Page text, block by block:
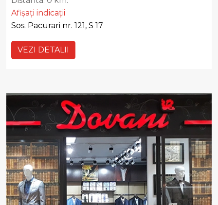
Afișați indicații
Sos. Pacurari nr. 121, S 17
VEZI DETALII